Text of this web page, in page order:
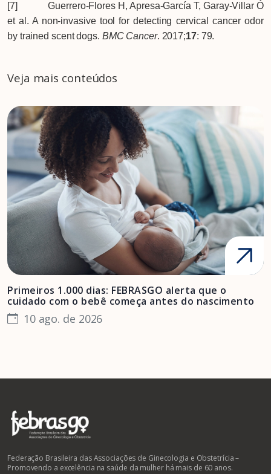
[7] Guerrero-Flores H, Apresa-García T, Garay-Villar Ó
et al. A non-invasive tool for detecting cervical cancer odor
by trained scent dogs. BMC Cancer. 2017;17: 79.
Veja mais conteúdos
Primeiros 1.000 dias: FEBRASGO alerta que o
cuidado com o bebê começa antes do nascimento
10 ago. de 2026
Federação Brasileira das Associações de Ginecologia e Obstetrícia –
Promovendo a excelência na saúde da mulher há mais de 60 anos.